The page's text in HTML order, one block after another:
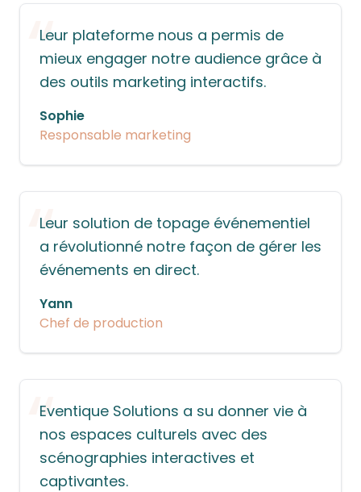
“
Leur plateforme nous a permis de
mieux engager notre audience grâce à
des outils marketing interactifs.
Sophie
Responsable marketing
“
Leur solution de topage événementiel
a révolutionné notre façon de gérer les
événements en direct.
Yann
Chef de production
“
Eventique Solutions a su donner vie à
nos espaces culturels avec des
scénographies interactives et
captivantes.